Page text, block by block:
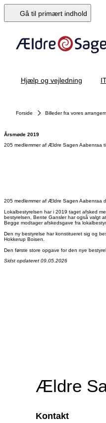
Gå til primært indhold
Hjælp og vejledning
Forside Billeder fra vores
Årsmøde 2019
205 medlemmer af Ældre Sagen Aabenraa
205 medlemmer af Ældre Sagen Aabenraa
Lokalbestyrelsen har i 2019 taget afsked
bestyrelsen, Bente Gansler har også valgt
Begge modtager afskedsgave fra
Den ny bestyrelse har konstitueret sig og
Hokkerup Boisen.
Den første store opgave for den nye
Sidst opdateret 09.05.2026
Ældre
Kontakt